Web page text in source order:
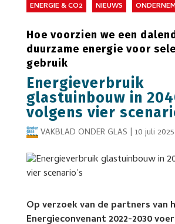
ENERGIE & CO2 NIEUWS
Hoe voorzien we een
duurzame energie voor
gebruik
Energieverbruik
glastuinbouw in
volgens vier
VAKBLAD ONDER GLAS | 10 juli 2025
Op verzoek van de partners van
Energieconvenant 2022-2030